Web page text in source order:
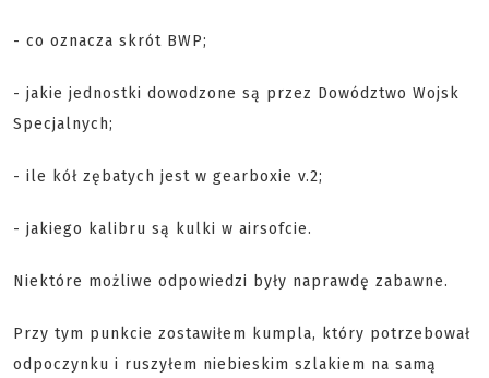
- co oznacza skrót BWP;
- jakie jednostki dowodzone są przez Dowództwo Wojsk
Specjalnych;
- ile kół zębatych jest w gearboxie v.2;
- jakiego kalibru są kulki w airsofcie.
Niektóre możliwe odpowiedzi były naprawdę zabawne.
Przy tym punkcie zostawiłem kumpla, który potrzebował
odpoczynku i ruszyłem niebieskim szlakiem na samą